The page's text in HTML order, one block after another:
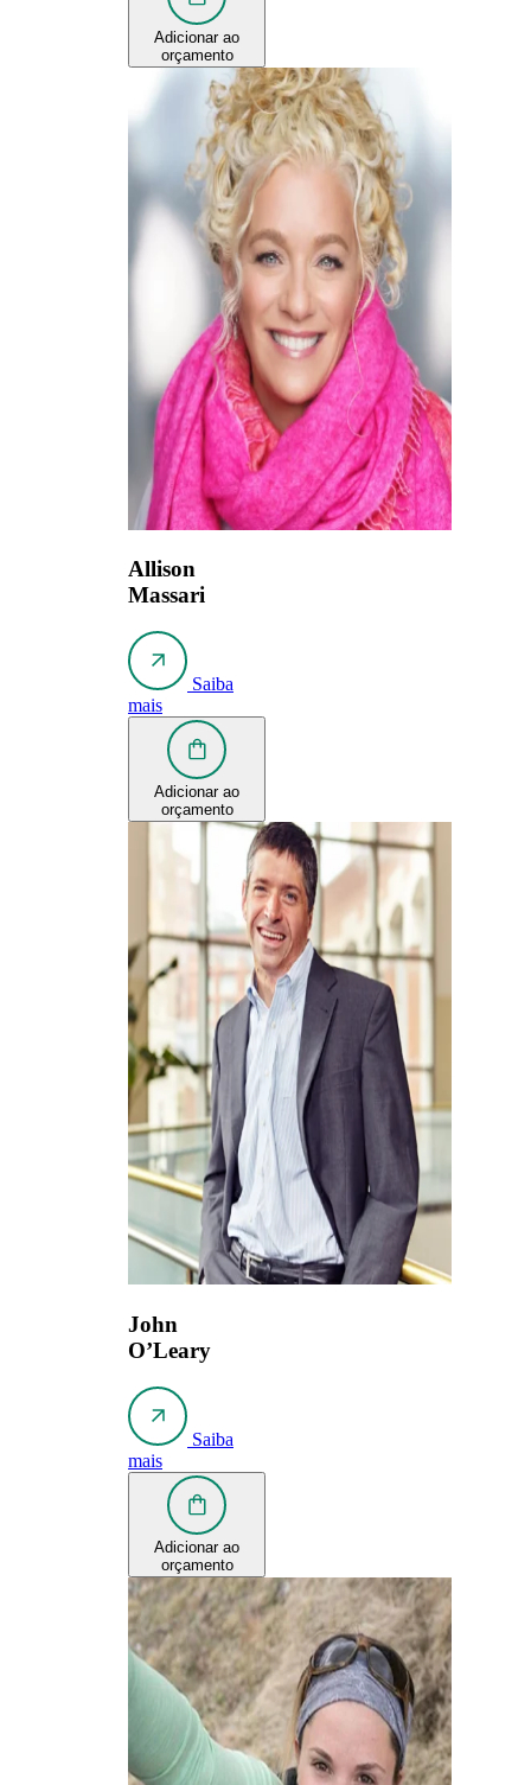
Adicionar ao
orçamento
Allison
Massari
Saiba
mais
Adicionar ao
orçamento
John
O’Leary
Saiba
mais
Adicionar ao
orçamento